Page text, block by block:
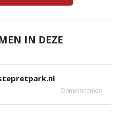
IN DEZE
Domeinnamen